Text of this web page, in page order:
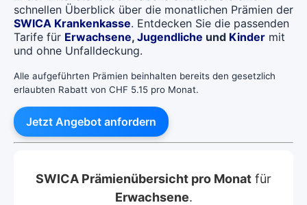
schnellen Überblick über die monatlichen Prämien der
SWICA Krankenkasse. Entdecken Sie die passenden
Tarife für Erwachsene, Jugendliche und Kinder mit
und ohne Unfalldeckung.
Alle aufgeführten Prämien beinhalten bereits den gesetzlich
erlaubten Rabatt von CHF 5.15 pro Monat.
Jetzt Angebot anfordern
SWICA Prämienübersicht pro Monat für
Erwachsene.